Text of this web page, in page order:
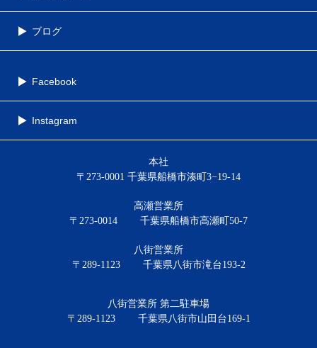
ブログ
Facebook
Instagram
本社
〒273-0001 千葉県船橋市湊町3−19-14
高瀬営業所
〒273-0014
千葉県船橋市高瀬町50-7
八街営業所
〒289-1123
千葉県八街市滝台193-2
八街営業所 第二駐車場
〒289-1123
千葉県八街市山田台169-1